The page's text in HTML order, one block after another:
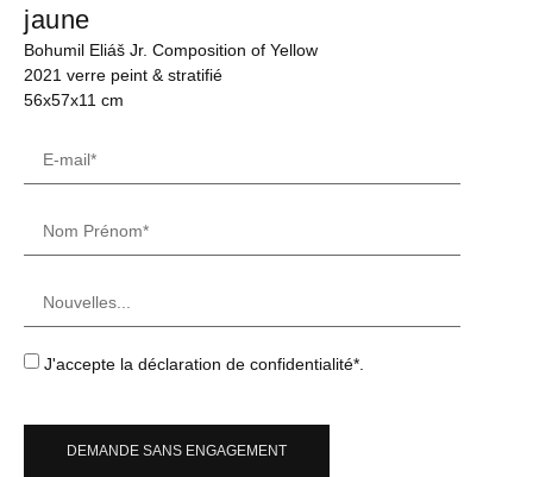
jaune
Bohumil Eliáš Jr. Composition of Yellow
2021 verre peint & stratifié
56x57x11 cm
J'accepte la déclaration de confidentialité*.
DEMANDE SANS ENGAGEMENT